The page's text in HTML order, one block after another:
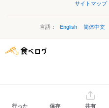
サイトマップ
言語： English 简体中文
行った 保存 共有